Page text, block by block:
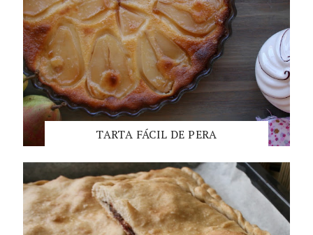
TARTA FÁCIL DE PERA